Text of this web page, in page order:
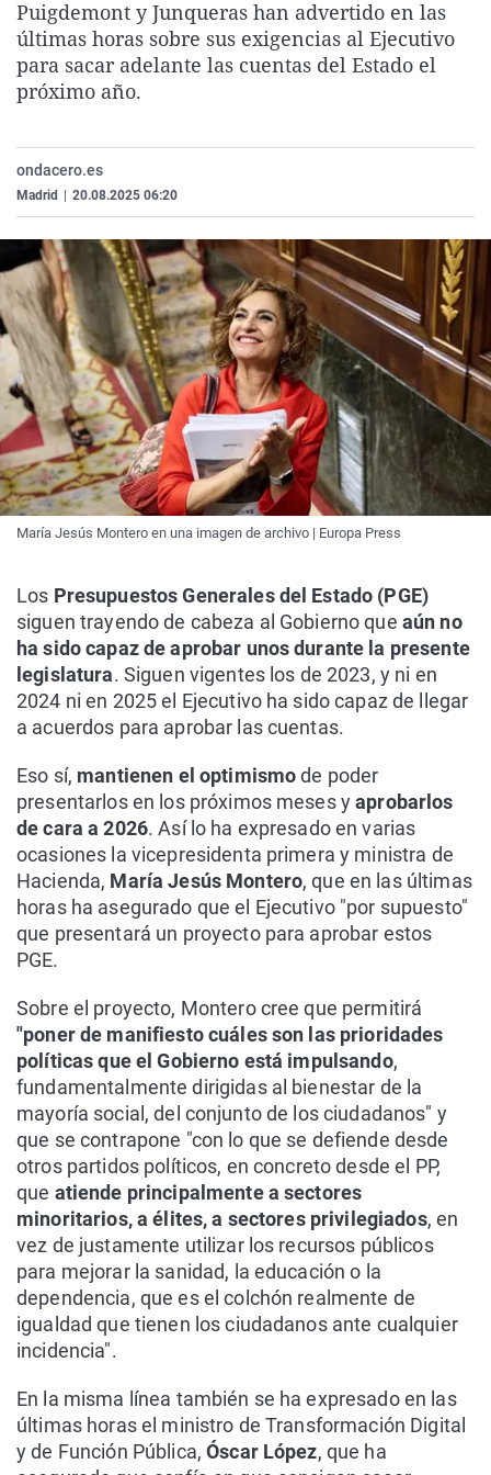
La rosa de los vientos
Gente viajera
Caso
Retornados
Extremadura
Galicia
Virales
Televisión
Puigdemont y Junqueras han advertido en las
últimas horas sobre sus exigencias al Ejecutivo
para sacar adelante las cuentas del Estado el
próximo año.
ondacero.es
Madrid 20.08.2025 06:20
María Jesús Montero en una imagen de archivo | Europa Press
Los Presupuestos Generales del Estado (PGE)
siguen trayendo de cabeza al Gobierno que aún no
ha sido capaz de aprobar unos durante la presente
legislatura. Siguen vigentes los de 2023, y ni en
2024 ni en 2025 el Ejecutivo ha sido capaz de llegar
a acuerdos para aprobar las cuentas.
Eso sí, mantienen el optimismode poder
presentarlos en los próximos meses yaprobarlos
de cara a 2026. Así lo ha expresado en varias
ocasiones la vicepresidenta primera y ministra de
Hacienda, María Jesús Montero, que en las últimas
horas ha asegurado que el Ejecutivo "por supuesto"
que presentará un proyecto para aprobar estos
PGE.
Sobre el proyecto, Montero cree que permitirá
"poner de manifiesto cuáles son las prioridades
políticas que el Gobierno está impulsando,
fundamentalmente dirigidas al bienestar de la
mayoría social, del conjunto de los ciudadanos" y
que se contrapone "con lo que se defiende desde
otros partidos políticos, en concreto desde el PP,
que atiende principalmente a sectores
minoritarios, a élites, a sectores privilegiados, en
vez de justamente utilizar los recursos públicos
para mejorar la sanidad, la educación o la
dependencia, que es el colchón realmente de
igualdad que tienen los ciudadanos ante cualquier
incidencia".
En la misma línea también se ha expresado en las
últimas horas el ministro de Transformación Digital
y de Función Pública,Óscar López, que ha